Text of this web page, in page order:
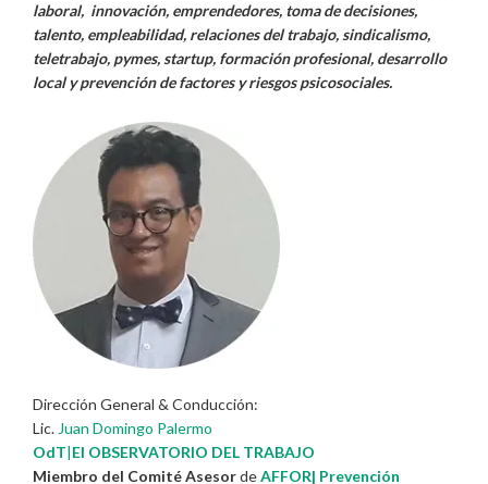
laboral, innovación, emprendedores, toma de decisiones,
talento, empleabilidad, relaciones del trabajo, sindicalismo,
teletrabajo, pymes, startup, formación profesional, desarrollo
local y prevención de factores y riesgos psicosociales.
Dirección General & Conducción:
Lic. Juan Domingo Palermo
OdT|El OBSERVATORIO DEL TRABAJO
Miembro del Comité AsesordeAFFOR| Prevención